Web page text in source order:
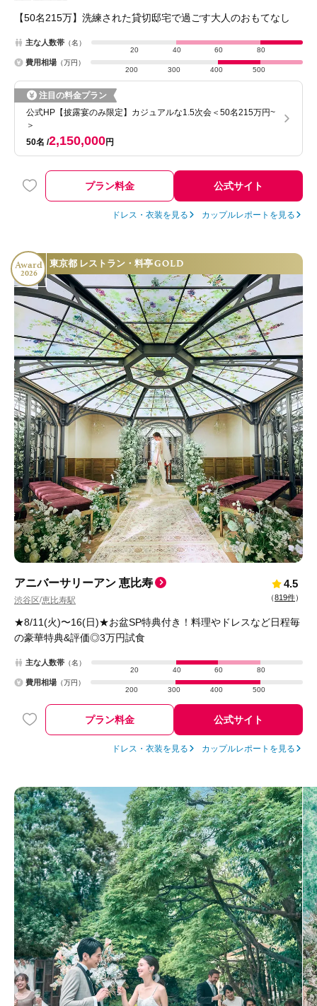
【50名215万】洗練された貸切邸宅で過ごす大人のおもてなし
主な人数帯 （名）
20
40 60 80
費用相場 （万円）
200
300 400 500
注目の料金プラン
公式HP【披露宴のみ限定】カジュアルな1.5次会＜50名215万円~
＞
50名 2,150,000円
プラン料金 公式サイト
ドレス・衣装を見る カップルレポートを見る
Award
2026
東京都 レストラン・料亭GOLD
アニバーサリーアン 恵比寿
渋谷区/恵比寿駅
4.5
（819件）
★8/11(火)〜16(日)★お盆SP特典付き！料理やドレスなど日程毎
の豪華特典&評価◎3万円試食
主な人数帯 （名）
20
40 60 80
費用相場 （万円）
200
300 400 500
プラン料金 公式サイト
ドレス・衣装を見る カップルレポートを見る